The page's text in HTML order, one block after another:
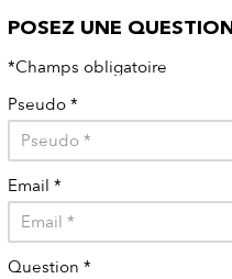
POSEZ UNE QUESTION
*Champs obligatoire
Pseudo *
Email *
Question *